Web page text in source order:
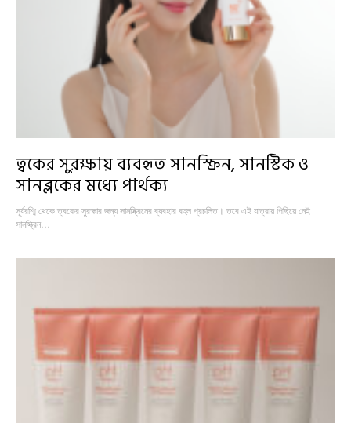
ত্বকের সুরক্ষায় ব্যবহৃত সানস্ক্রিন, সানস্টিক ও
সানব্লকের মধ্যে পার্থক্য
সূর্যরশ্মি থেকে ত্বকের সুরক্ষার জন্য সানস্ক্রিনের ব্যবহার বহুল প্রচলিত। তবে এই যাত্রায় পিছিয়ে নেই
সানস্ক্রিন…